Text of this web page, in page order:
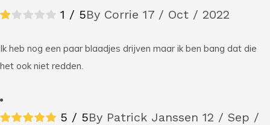
1 / 5By Corrie 17 / Oct / 2022
Ik heb nog een paar blaadjes drijven maar ik ben bang dat die
het ook niet redden.
5 / 5By Patrick Janssen 12 / Sep /